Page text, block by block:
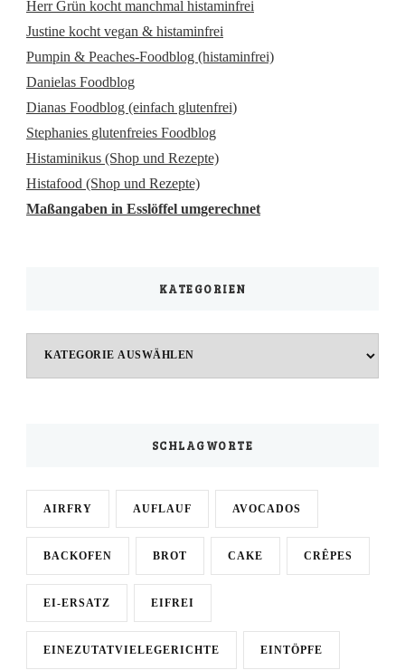
Herr Grün kocht manchmal histaminfrei
Justine kocht vegan & histaminfrei
Pumpin & Peaches-Foodblog (histaminfrei)
Danielas Foodblog
Dianas Foodblog (einfach glutenfrei)
Stephanies glutenfreies Foodblog
Histaminikus (Shop und Rezepte)
Histafood (Shop und Rezepte)
Maßangaben in Esslöffel umgerechnet
KATEGORIEN
SCHLAGWORTE
AIRFRY AUFLAUF AVOCADOS
BACKOFEN BROT CAKE CRÊPES
EI-ERSATZ EIFREI
EINEZUTATVIELEGERICHTE EINTÖPFE